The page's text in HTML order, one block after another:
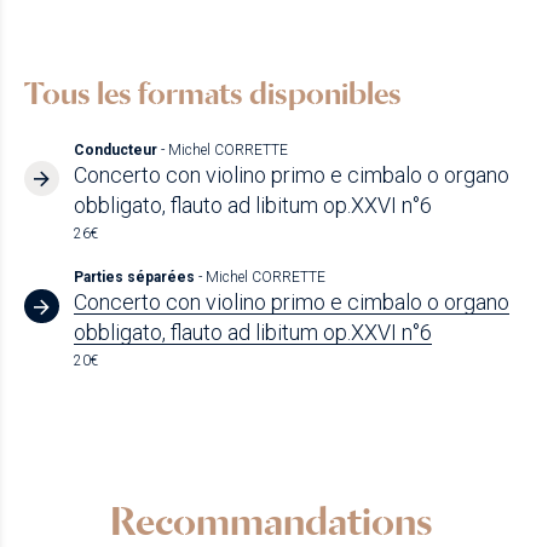
Tous les formats disponibles
Conducteur - Michel CORRETTE
Concerto con violino primo e cimbalo o organo
obbligato, flauto ad libitum op.XXVI n°6
26€
Parties séparées - Michel CORRETTE
Concerto con violino primo e cimbalo o organo
obbligato, flauto ad libitum op.XXVI n°6
20€
Recommandations